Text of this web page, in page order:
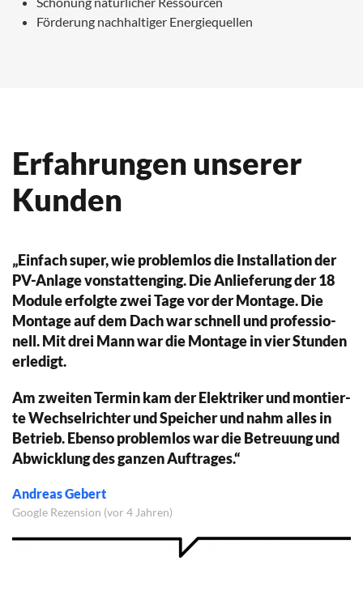
Förderung nachhaltiger Energiequellen
Erfahrungen unserer
Kunden
„Schnell, un­kom­pli­ziert und kom­pe­tent! Ich ha­be
sel­ten ei­ne so gu­te Ar­beit er­lebt. Und da­bei sind al­le
Mit­ar­bei­ter auch noch so sym­pa­thisch nett.
Ich möch­te der Fir­ma auch für ih­re sau­be­re und ak­
ku­ra­te Mon­ta­ge dan­ken und sie ger­ne wei­ter­emp­
Dr. Martina Wagner
Google Rezension (vor 4 Jahren)